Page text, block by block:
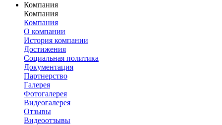
Компания
Компания
Компания
О компании
История компании
Достижения
Социальная политика
Документация
Партнерство
Галерея
Фотогалерея
Видеогалерея
Отзывы
Видеоотзывы